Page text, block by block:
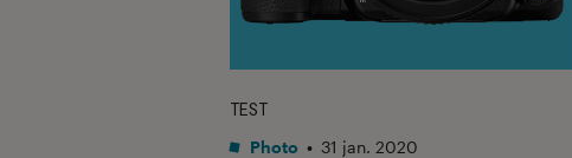
TEST
Photo • 31 jan. 2020